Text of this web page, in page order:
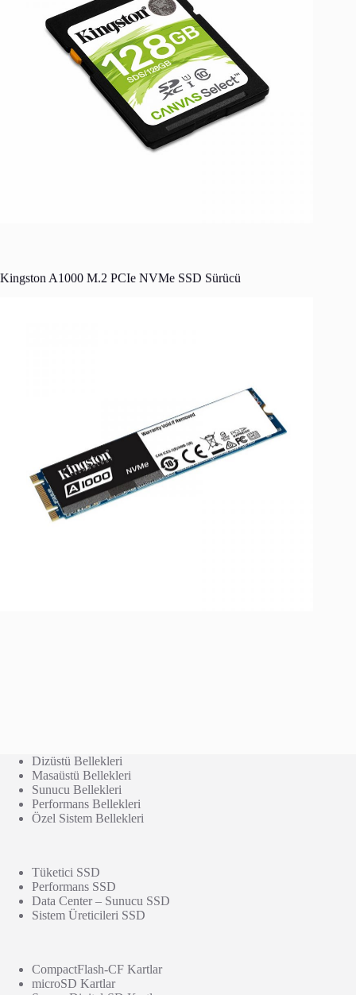
Kingston A1000 M.2 PCIe NVMe SSD Sürücü
Dizüstü Bellekleri
Masaüstü Bellekleri
Sunucu Bellekleri
Performans Bellekleri
Özel Sistem Bellekleri
Tüketici SSD
Performans SSD
Data Center – Sunucu SSD
Sistem Üreticileri SSD
CompactFlash-CF Kartlar
microSD Kartlar